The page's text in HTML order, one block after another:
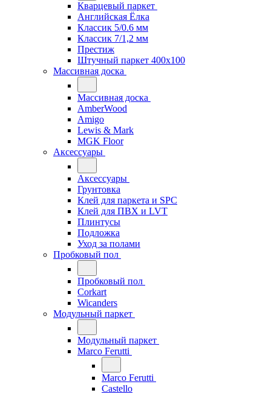
Кварцевый паркет
Английская Ёлка
Классик 5/0.6 мм
Классик 7/1,2 мм
Престиж
Штучный паркет 400x100
Массивная доска
Массивная доска
AmberWood
Amigo
Lewis & Mark
MGK Floor
Аксессуары
Аксессуары
Грунтовка
Клей для паркета и SPC
Клей для ПВХ и LVT
Плинтусы
Подложка
Уход за полами
Пробковый пол
Пробковый пол
Corkart
Wicanders
Модульный паркет
Модульный паркет
Marco Ferutti
Marco Ferutti
Castello